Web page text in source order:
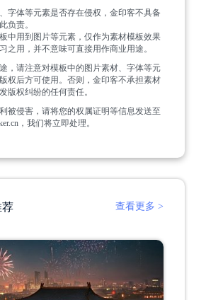
字体等元素是否存在侵权，金印客不具备
负责。
中用到图片等元素，仅作为素材模板效果
之用，并不意味可直接用作商业用途。
，请注意对模板中的图片素材、字体等元
权后方可使用。否则，金印客不承担素材
版权纠纷的任何责任。
被侵害，请将您的权属证明等信息发送至
，我们将立即处理。
荐 查看更多 >